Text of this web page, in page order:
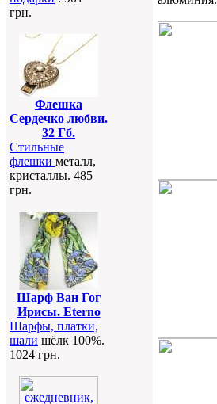
грн.
Флешка
Сердечко любви.
32 Гб.
Стильные
флешки металл,
кристаллы. 485
грн.
Шарф Ван Гог
Ирисы. Eterno
Шарфы, платки,
шали шёлк 100%.
1024 грн.